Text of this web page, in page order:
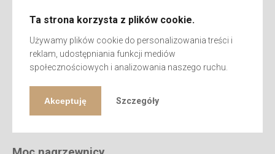
Ozonator
Tak
Napiecie zasilania
Ta strona korzysta z plików cookie.
Używamy plików cookie do personalizowania treści i
reklam, udostępniania funkcji mediów
społecznościowych i analizowania naszego ruchu.
Akceptuję Szczegóły